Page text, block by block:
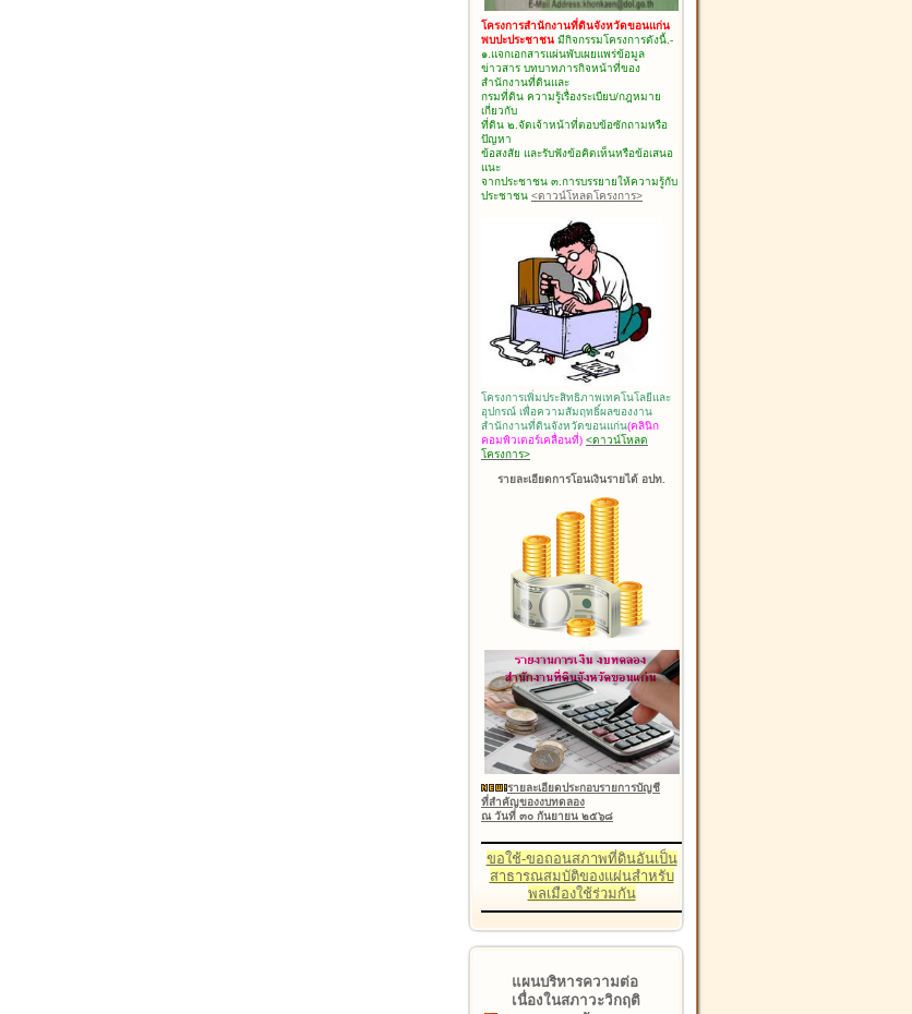
โครงการสำนักงานที่ดินจังหวัดขอนแก่น
พบปะประชาชน มีกิจกรรมโครงการดังนี้.-
๑.แจกเอกสารแผ่นพับเผยแพร่ข้อมูล
ข่าวสาร บทบาทภารกิจหน้าที่ของ
สำนักงานที่ดินและ
กรมที่ดิน ความรู้เรื่องระเบียบ/กฎหมาย
เกี่ยวกับ
ที่ดิน ๒.จัดเจ้าหน้าที่ตอบข้อซักถามหรือ
ปัญหา
ข้อสงสัย และรับฟังข้อคิดเห็นหรือข้อเสนอ
แนะ
จากประชาชน ๓.การบรรยายให้ความรู้กับ
ประชาชน <ดาวน์โหลดโครงการ>
โครงการเพิ่มประสิทธิภาพเทคโนโลยีและ
อุปกรณ์ เพื่อความสัมฤทธิ์ผลของงาน
สำนักงานที่ดินจังหวัดขอนแก่น(คลินิก
คอมพิวเตอร์เคลื่อนที่) <ดาวน์โหลด
โครงการ>
รายละเอียดการโอนเงินรายได้ อปท.
รายละเอียดประกอบรายการบัญชี
ที่สำคัญของงบทดลอง
ณ วันที่ ๓๐ กันยายน ๒๕๖๘
ขอใช้-ขอถอนสภาพที่ดินอันเป็น
สาธารณสมบัติของแผ่นสำหรับ
พลเมืองใช้ร่วมกัน
แผนบริหารความต่อ
เนื่องในสภาวะวิกฤติ